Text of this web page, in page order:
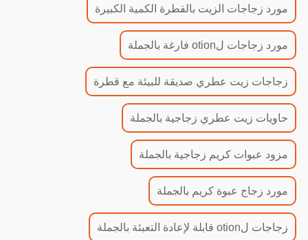
مورد زجاجات الزيت بالقطرة الكمية الكبيرة
مورد زجاجات لotion فارغة بالجملة
زجاجات زيت عطري صديقة للبيئة مع قطرة
حاويات زيت عطري زجاجية بالجملة
مزود عبوات كريم زجاجية بالجملة
مورد زجاج عبوة كريم بالجملة
زجاجات لotion قابلة لإعادة التعبئة بالجملة